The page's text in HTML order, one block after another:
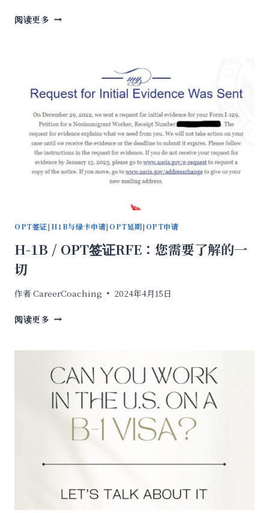
阅读更多 2024F1/OPT
规：
关
键
问
题
解
析
OPT签证| H1B与绿卡申请| OPT延期| OPT申请
H-1B / OPT签证RFE：您需要了解的一
切
作者 CareerCoaching 2024年4月15日
阅读更多 H-
OPT
签
证
RFE：
您
的